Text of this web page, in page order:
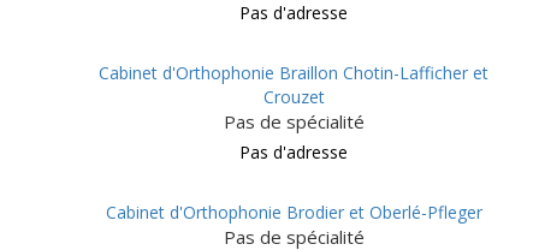
Pas d'adresse
Cabinet d'Orthophonie Braillon Chotin-Lafficher et
Crouzet
Pas de spécialité
Pas d'adresse
Cabinet d'Orthophonie Brodier et Oberlé-Pfleger
Pas de spécialité